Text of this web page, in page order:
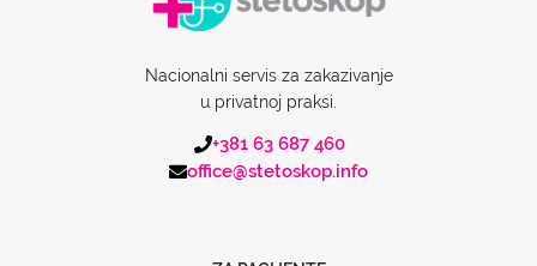
Nacionalni servis za zakazivanje
u privatnoj praksi.
+381 63 687 460
office@stetoskop.info